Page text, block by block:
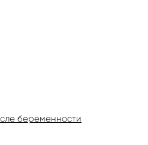
беременности